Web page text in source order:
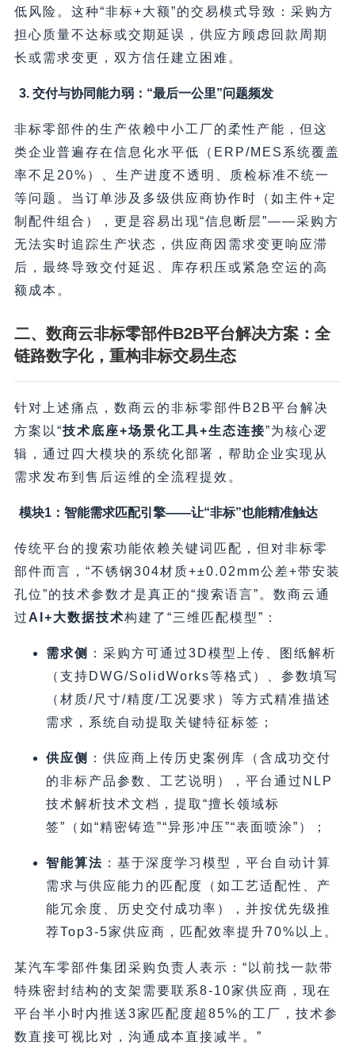
低风险。这种“非标+大额”的交易模式导致：采购方
担心质量不达标或交期延误，供应方顾虑回款周期
长或需求变更，双方信任建立困难。
3. 交付与协同能力弱：“最后一公里”问题频发
非标零部件的生产依赖中小工厂的柔性产能，但这
类企业普遍存在信息化水平低（ERP/MES系统覆盖
率不足20%）、生产进度不透明、质检标准不统一
等问题。当订单涉及多级供应商协作时（如主件+定
制配件组合），更是容易出现“信息断层”——采购方
无法实时追踪生产状态，供应商因需求变更响应滞
后，最终导致交付延迟、库存积压或紧急空运的高
额成本。
二、数商云非标零部件B2B平台解决方案：全
链路数字化，重构非标交易生态
针对上述痛点，数商云的非标零部件B2B平台解决
方案以“技术底座+场景化工具+生态连接”为核心逻
辑，通过四大模块的系统化部署，帮助企业实现从
需求发布到售后运维的全流程提效。
模块1：智能需求匹配引擎——让“非标”也能精准触达
传统平台的搜索功能依赖关键词匹配，但对非标零
部件而言，“不锈钢304材质+±0.02mm公差+带安装
孔位”的技术参数才是真正的“搜索语言”。数商云通
过 AI+大数据技术构建了“三维匹配模型”：
需求侧
：采购方可通过3D模型上传、图纸解析
（支持DWG/SolidWorks等格式）、参数填写
（材质/尺寸/精度/工况要求）等方式精准描述
需求，系统自动提取关键特征标签；
供应侧
：供应商上传历史案例库（含成功交付
的非标产品参数、工艺说明），平台通过NLP
技术解析技术文档，提取“擅长领域标
签”（如“精密铸造”“异形冲压”“表面喷涂”）；
智能算法 ：基于深度学习模型，平台自动计算
需求与供应能力的匹配度（如工艺适配性、产
能冗余度、历史交付成功率），并按优先级推
荐Top3-5家供应商，匹配效率提升70%以上。
某汽车零部件集团采购负责人表示：“以前找一款带
特殊密封结构的支架需要联系8-10家供应商，现在
平台半小时内推送3家匹配度超85%的工厂，技术参
数直接可视比对，沟通成本直接减半。”